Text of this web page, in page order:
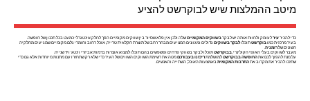
מיטב ההמלצות שיש לבוקרשט להציע
כדי להכירעירלעומק ולחוות אותה יש לבקרבשווקים המקומייםשלה ולכן אין פלא שסיור בין שווקים מקומיים הפך לחלק אינטגרלי כמעט בכל תכנון של חופשה.
בעיר מרכזית כמובוקרשטתוכלולבקר בשווקים גדולים ומגוונים המציעים מבחר רחב של תוצרת חקלאית טרייה, אוכל רחוב וחומרי גלם מקומיים שמגיעים מחלקיה
השונים שלרומניה
מעבר לשווקים בעלי האופי הקולינרי,בבוקרשטתוכלו לבקר בשווקי פרחים ופשפשים בהם תוכלו למצוא אוצרות בדמות אביזרי וינטג' ויד שנייה.
על מנת להפוך לכם אתהחופשה בבוקרשטלמושלמתריכזנו בעבורכםמטה את רשימת השווקים השווים של העיר כדי שלא רק שתחזרו עם מתנות מיוחדות אלא גם כדי
שתזכו להכיר את מקרוב אתהתרבות המקומית באמצעות האוכל, השתייה והאנשים.